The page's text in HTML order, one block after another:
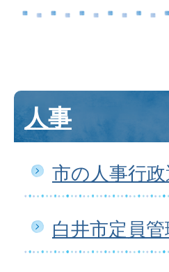
人事
市の人事行
白井市定員